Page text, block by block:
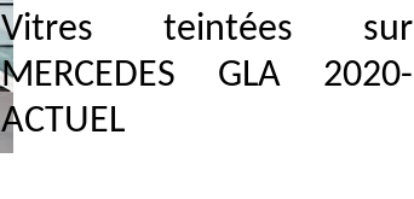
Vitres teintées sur
MERCEDES GLA 2020-
ACTUEL